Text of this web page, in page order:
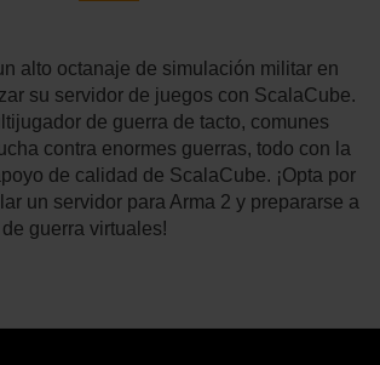
alto octanaje de simulación militar en
su servidor de juegos con ScalaCube.
de guerra de tacto, comunes
contra enormes guerras, todo con la
de calidad de ScalaCube. ¡Opta por
un servidor para Arma 2 y prepararse a
guerra virtuales!